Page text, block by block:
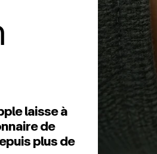
laisse à
de
plus de